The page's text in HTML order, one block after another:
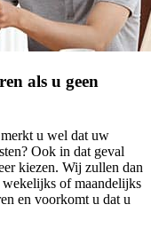
als u geen
u wel dat uw
Ook in dat geval
kiezen. Wij zullen dan
wekelijks of maandelijks
en voorkomt u dat u